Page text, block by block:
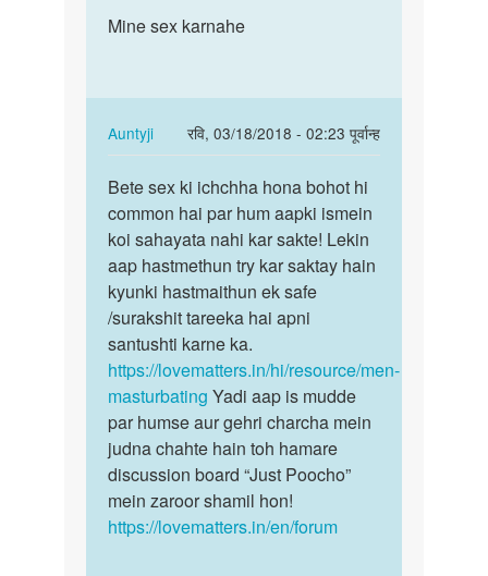
to
Hum
apki
kya
by
Auntyji
Mine
Mine sex karnahe
Auntyji
रवि, 03/18/2018 - 02:23 पूर्वान्ह
In
reply
to
Mine
sex
karnahe
by
अज्ञात
Bete
sex
ki
ichchha
hona…
Bete sex ki ichchha hona bohot hi
common hai par hum aapki ismein
koi sahayata nahi kar sakte! Lekin
aap hastmethun try kar saktay hain
kyunki hastmaithun ek safe
/surakshit tareeka hai apni
santushti karne ka.
https://lovematters.in/hi/resource/men-
masturbating Yadi aap is mudde
par humse aur gehri charcha mein
judna chahte hain toh hamare
discussion board “Just Poocho”
mein zaroor shamil hon!
https://lovematters.in/en/forum